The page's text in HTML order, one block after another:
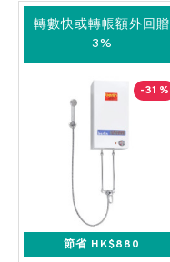
轉數快或轉帳額外回贈
3%
-31 %
節省 HK$880